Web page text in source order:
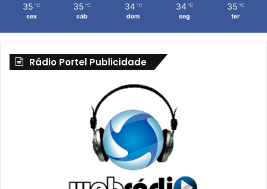
35 ℃
sex
35 ℃
sáb
34 ℃
dom
34 ℃
seg
35 ℃
ter
Rádio Portel Publicidade